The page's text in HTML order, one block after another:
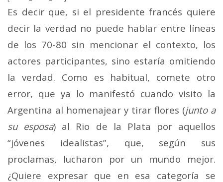
Es decir que, si el presidente francés quiere
decir la verdad no puede hablar entre líneas
de los 70-80 sin mencionar el contexto, los
actores participantes, sino estaría omitiendo
la verdad. Como es habitual, comete otro
error, que ya lo manifestó cuando visito la
Argentina al homenajear y tirar flores (junto a
su esposa) al Rio de la Plata por aquellos
“jóvenes idealistas”, que, según sus
proclamas, lucharon por un mundo mejor.
¿Quiere expresar que en esa categoría se